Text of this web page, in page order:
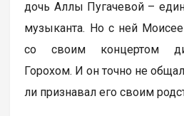
дочь Аллы Пугачевой –
музыканта. Но с ней
со своим концертом
Горохом. И он точно не
ли признавал его своим